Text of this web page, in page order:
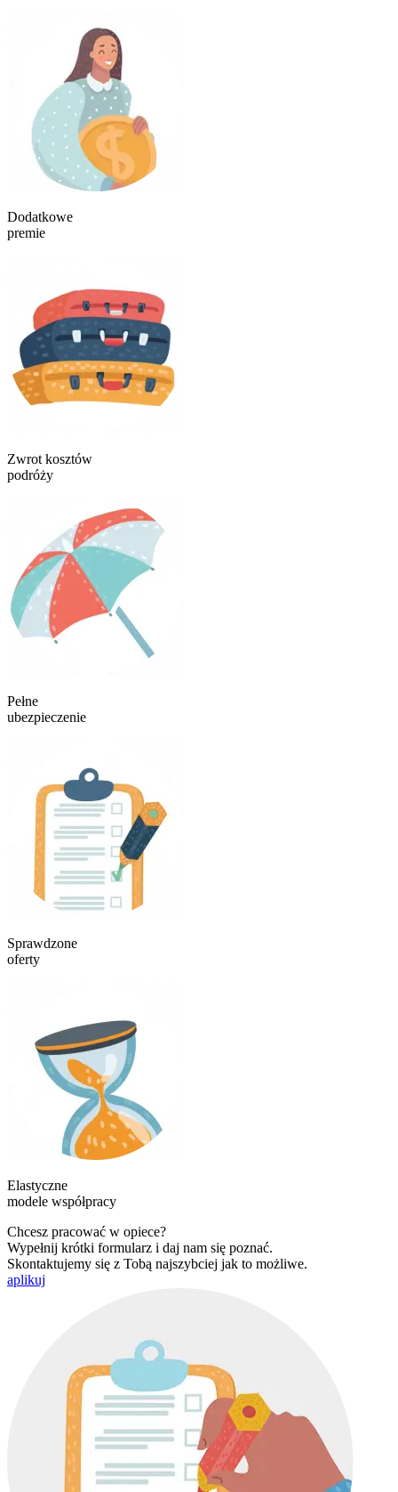
Dodatkowe
premie
Zwrot kosztów
podróży
Pełne
ubezpieczenie
Sprawdzone
oferty
Elastyczne
modele współpracy
Chcesz pracować w opiece?
Wypełnij krótki formularz i daj nam się poznać.
Skontaktujemy się z Tobą najszybciej jak to możliwe.
aplikuj